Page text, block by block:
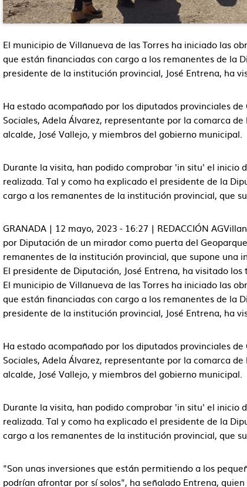
El municipio de Villanueva de las Torres ha iniciado las
que están financiadas con cargo a los remanentes de la
presidente de la institución provincial, José Entrena, ha
Ha estado acompañado por los diputados provinciales
Sociales, Adela Álvarez, representante por la comarca
alcalde, José Vallejo, y miembros del gobierno municipal.
Durante la visita, han podido comprobar 'in situ' el inicio
realizada. Tal y como ha explicado el presidente de la
cargo a los remanentes de la institución provincial, que
GRANADA | 12 mayo, 2023 - 16:27 | REDACCIÓN
por Diputación de un mirador como puerta del
remanentes de la institución provincial, que supone una
El presidente de Diputación, José Entrena, ha visitado
El municipio de Villanueva de las Torres ha iniciado las
que están financiadas con cargo a los remanentes de la
presidente de la institución provincial, José Entrena, ha
Ha estado acompañado por los diputados provinciales
Sociales, Adela Álvarez, representante por la comarca
alcalde, José Vallejo, y miembros del gobierno municipal.
Durante la visita, han podido comprobar 'in situ' el inicio
realizada. Tal y como ha explicado el presidente de la
cargo a los remanentes de la institución provincial, que
"Son unas inversiones que están permitiendo a los
podrían afrontar por sí solos", ha señalado Entrena,